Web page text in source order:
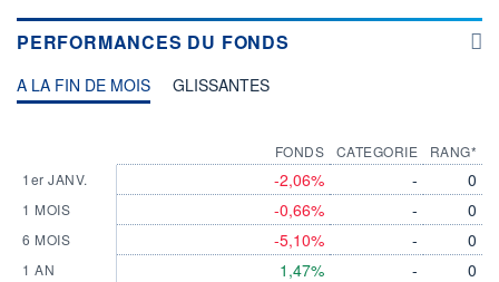
PERFORMANCES DU FONDS
A LA FIN DE MOIS GLISSANTES
1er JANV.
1 MOIS
6 MOIS
1 AN
FONDS
-2,06%
-0,66%
-5,10%
1,47%
CATEGORIE
-
-
-
-
RANG*
0
0
0
0